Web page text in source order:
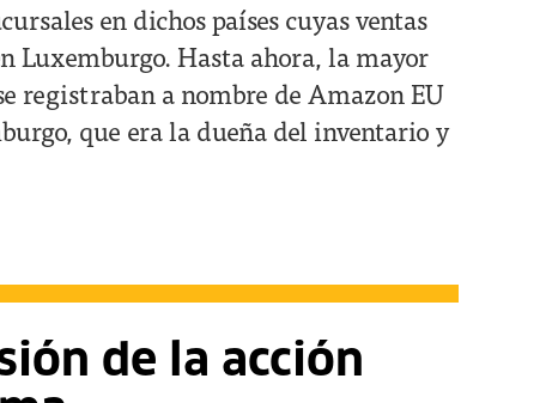
en dichos países cuyas ventas
Luxemburgo. Hasta ahora, la mayor
registraban a nombre de Amazon EU
que era la dueña del inventario y
de la acción